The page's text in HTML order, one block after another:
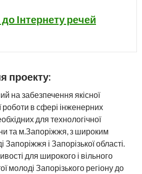
Інтернету речей
проекту:
на забезпечення якісної
роботи в сфері інженерних
для технологічної
та м.Запоріжжя, з широким
і Запорізької області.
для широкого і вільного
молоді Запорізького регіону до